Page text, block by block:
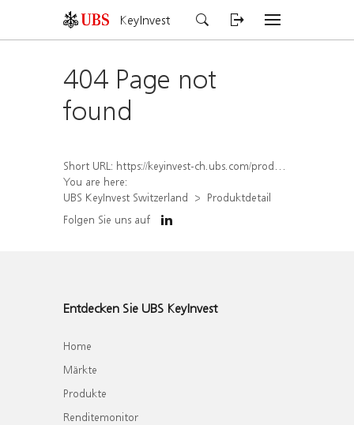
KeyInvest
404 Page not
found
Short URL: https://keyinvest-ch.ubs.com/produkt/detail/index/isin/CH1573363350
You are here:
UBS KeyInvest Switzerland
Produktdetail
Folgen Sie uns auf
Entdecken Sie UBS KeyInvest
Home
Märkte
Produkte
Renditemonitor